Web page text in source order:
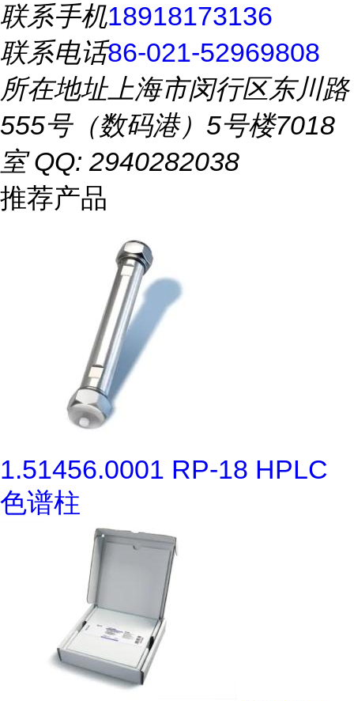
联系手机18918173136
联系电话86-021-52969808
所在地址上海市闵行区东川路
555号（数码港）5号楼7018
室 QQ: 2940282038
推荐产品
1.51456.0001 RP-18 HPLC
色谱柱